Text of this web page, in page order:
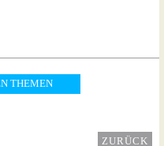
THEMEN
ZURÜCK